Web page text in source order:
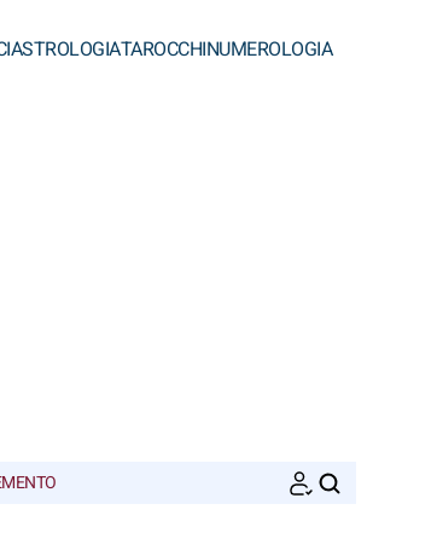
ASTROLOGIATAROCCHINUMEROLOGIA